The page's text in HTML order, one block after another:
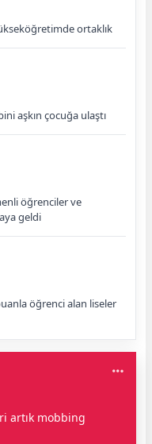
ortaklık
aşkın çocuğa ulaştı
öğrenciler ve
geldi
öğrenci alan liseler
artık mobbing